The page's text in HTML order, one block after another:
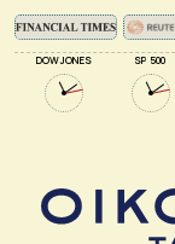
DOW JONES SP 500